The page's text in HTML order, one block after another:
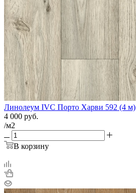
Линолеум IVC Порто Харви 592 (4 м)
4 000 руб.
/м2
В корзину